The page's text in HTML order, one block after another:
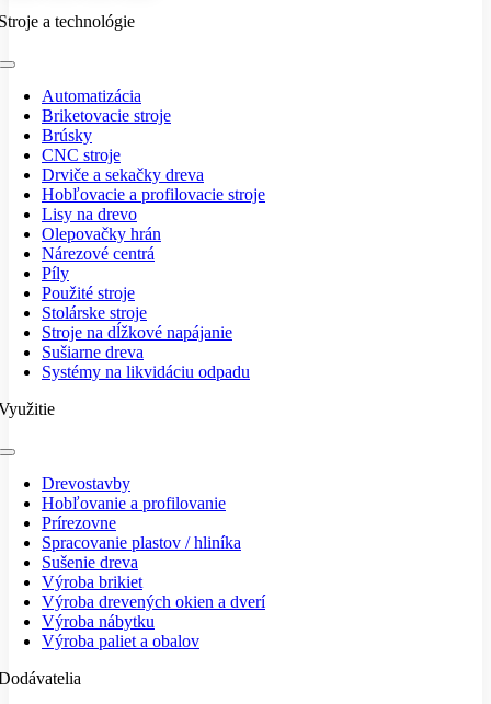
a technológie
Toggle
NavigationAutomatizácia
Briketovacie stroje
Brúsky
CNC stroje
Drviče a sekačky dreva
Hobľovacie a profilovacie stroje
Lisy na drevo
Olepovačky hrán
Nárezové centrá
Píly
Použité stroje
Stolárske stroje
Stroje na dĺžkové napájanie
Sušiarne dreva
Systémy na likvidáciu odpadu
Toggle
NavigationDrevostavby
Hobľovanie a profilovanie
Prírezovne
Spracovanie plastov / hliníka
Sušenie dreva
Výroba brikiet
Výroba drevených okien a dverí
Výroba nábytku
Výroba paliet a obalov